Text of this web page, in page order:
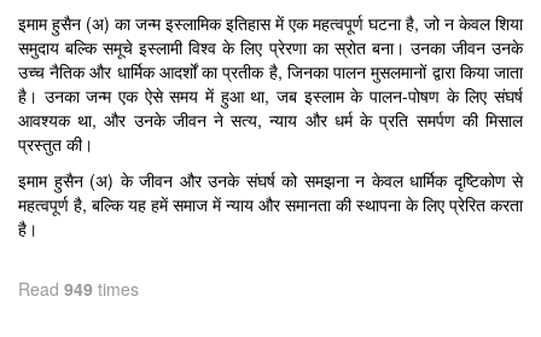
इमाम हुसैन (अ) का जन्म इस्लामिक इतिहास में एक महत्वपूर्ण घटना है, जो न केवल शिया
समुदाय बल्कि समूचे इस्लामी विश्व के लिए प्रेरणा का स्रोत बना। उनका जीवन उनके
उच्च नैतिक और धार्मिक आदर्शों का प्रतीक है, जिनका पालन मुसलमानों द्वारा किया जाता
है। उनका जन्म एक ऐसे समय में हुआ था, जब इस्लाम के पालन-पोषण के लिए संघर्ष
आवश्यक था, और उनके जीवन ने सत्य, न्याय और धर्म के प्रति समर्पण की मिसाल
प्रस्तुत की।
इमाम हुसैन (अ) के जीवन और उनके संघर्ष को समझना न केवल धार्मिक दृष्टिकोण से
महत्वपूर्ण है, बल्कि यह हमें समाज में न्याय और समानता की स्थापना के लिए प्रेरित करता
है।
Read 949 times